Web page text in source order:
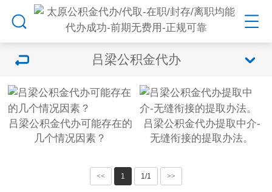
吕梁公积金代办
吕梁公积金代办可能存在的
几个情况因素？
吕梁公积金代办提取中介-
无缝衔接的提取办法。
<< 1 1/1 >>